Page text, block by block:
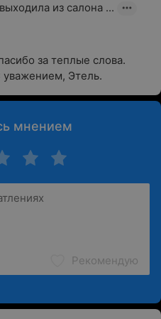
из салона ...
за теплые слова.
Этель.
мнением
Рекомендую